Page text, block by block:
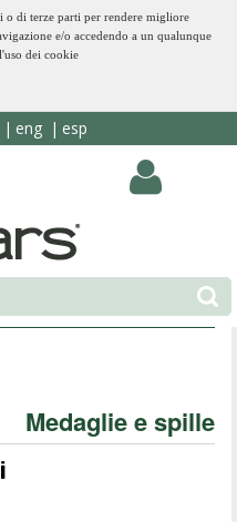
di terze parti per rendere migliore
e/o accedendo a un qualunque
dei cookie
eng esp
Medaglie e spille